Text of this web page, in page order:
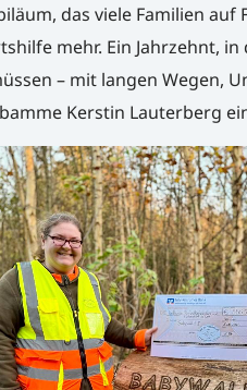
das viele Familien
mehr. Ein Jahrzehnt,
– mit langen Wegen,
Kerstin Lauterberg